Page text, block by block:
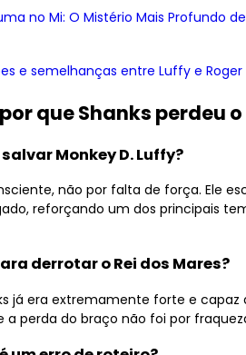
no Mi: O Mistério Mais Profundo
e semelhanças entre Luffy e Roger
que Shanks perdeu
Monkey D. Luffy?
não por falta de força. Ele
reforçando um dos principais
derrotar o Rei dos Mares?
já era extremamente forte e capaz
a perda do braço não foi por